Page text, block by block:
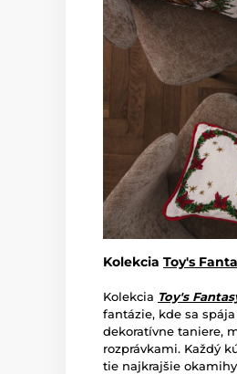
Kolekcia Toy's
Kolekcia Toy's
fantázie, kde sa
dekoratívne taniere,
rozprávkami. Každý
tie najkrajšie